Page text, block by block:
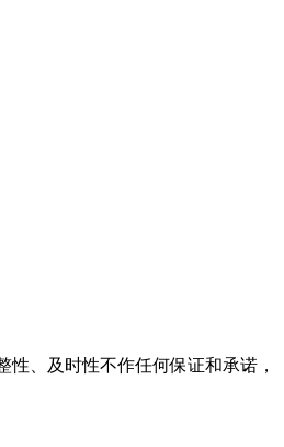
、及时性不作任何保证和承诺，